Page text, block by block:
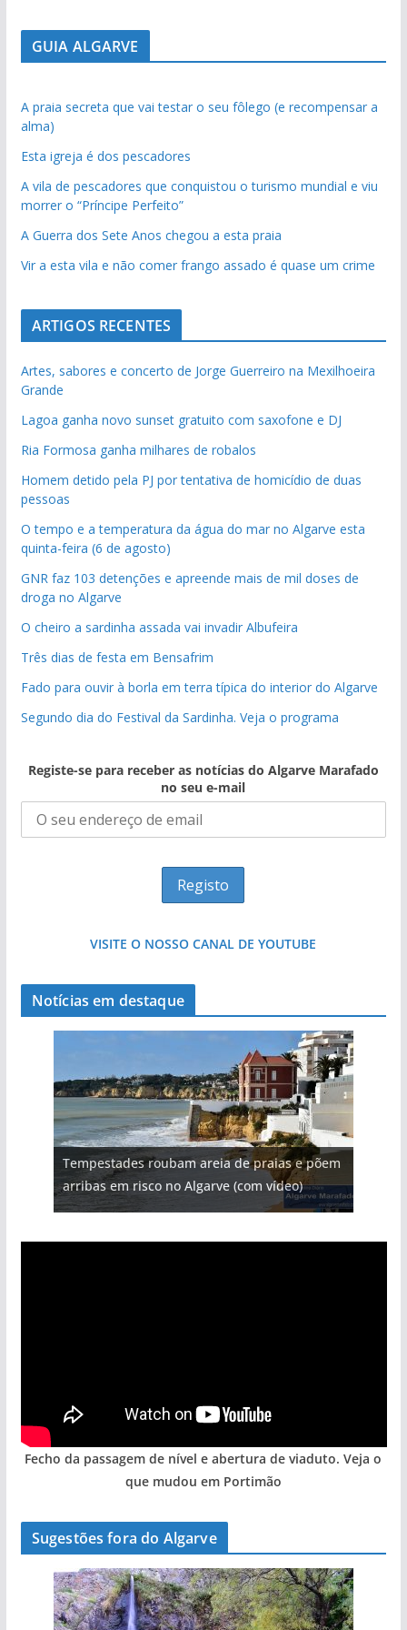
GUIA ALGARVE
A praia secreta que vai testar o seu fôlego (e recompensar a
alma)
Esta igreja é dos pescadores
A vila de pescadores que conquistou o turismo mundial e viu
morrer o “Príncipe Perfeito”
A Guerra dos Sete Anos chegou a esta praia
Vir a esta vila e não comer frango assado é quase um crime
ARTIGOS RECENTES
Artes, sabores e concerto de Jorge Guerreiro na Mexilhoeira
Grande
Lagoa ganha novo sunset gratuito com saxofone e DJ
Ria Formosa ganha milhares de robalos
Homem detido pela PJ por tentativa de homicídio de duas
pessoas
O tempo e a temperatura da água do mar no Algarve esta
quinta-feira (6 de agosto)
GNR faz 103 detenções e apreende mais de mil doses de
droga no Algarve
O cheiro a sardinha assada vai invadir Albufeira
Três dias de festa em Bensafrim
Fado para ouvir à borla em terra típica do interior do Algarve
Segundo dia do Festival da Sardinha. Veja o programa
Registe-se para receber as notícias do Algarve Marafado
no seu e-mail
VISITE O NOSSO CANAL DE YOUTUBE
Notícias em destaque
Tempestades roubam areia de praias e põem
arribas em risco no Algarve (com vídeo)
Fecho da passagem de nível e abertura de viaduto. Veja o
que mudou em Portimão
Sugestões fora do Algarve